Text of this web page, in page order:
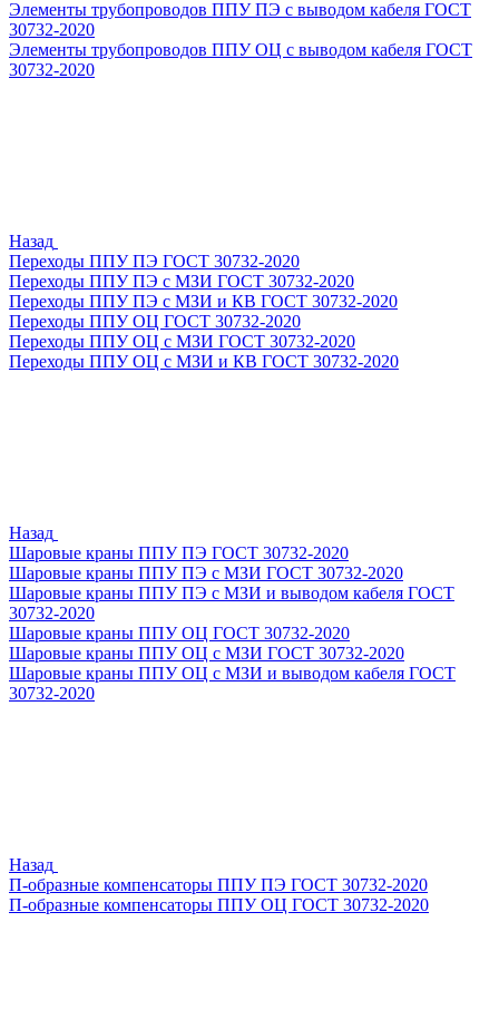
Элементы трубопроводов ППУ ПЭ с выводом кабеля ГОСТ
30732-2020
Элементы трубопроводов ППУ ОЦ с выводом кабеля ГОСТ
30732-2020
Назад
Переходы ППУ ПЭ ГОСТ 30732-2020
Переходы ППУ ПЭ с МЗИ ГОСТ 30732-2020
Переходы ППУ ПЭ с МЗИ и КВ ГОСТ 30732-2020
Переходы ППУ ОЦ ГОСТ 30732-2020
Переходы ППУ ОЦ с МЗИ ГОСТ 30732-2020
Переходы ППУ ОЦ с МЗИ и КВ ГОСТ 30732-2020
Назад
Шаровые краны ППУ ПЭ ГОСТ 30732-2020
Шаровые краны ППУ ПЭ с МЗИ ГОСТ 30732-2020
Шаровые краны ППУ ПЭ с МЗИ и выводом кабеля ГОСТ
30732-2020
Шаровые краны ППУ ОЦ ГОСТ 30732-2020
Шаровые краны ППУ ОЦ с МЗИ ГОСТ 30732-2020
Шаровые краны ППУ ОЦ с МЗИ и выводом кабеля ГОСТ
30732-2020
Назад
П-образные компенсаторы ППУ ПЭ ГОСТ 30732-2020
П-образные компенсаторы ППУ ОЦ ГОСТ 30732-2020